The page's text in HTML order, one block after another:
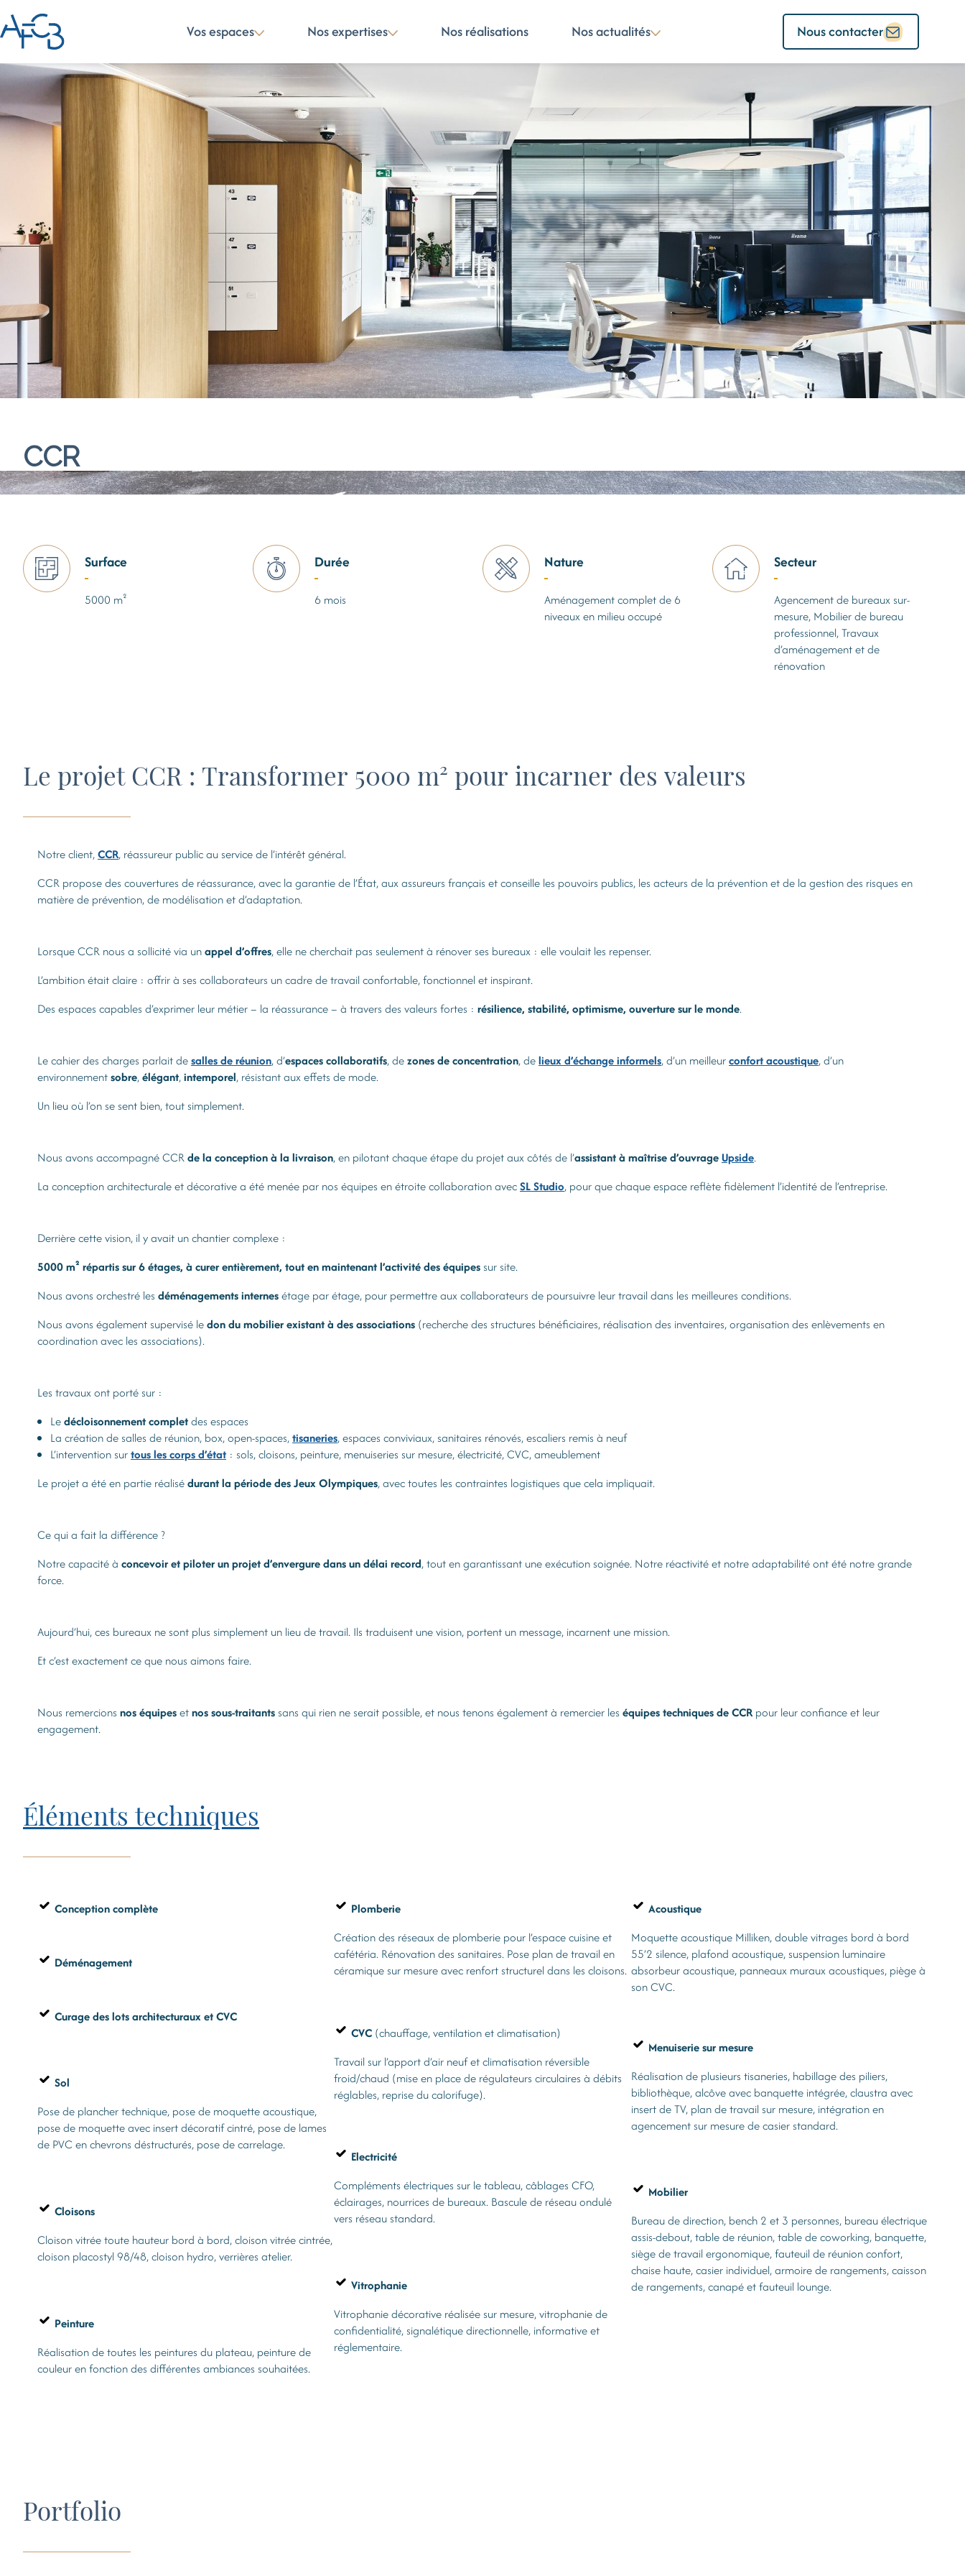
Vos espaces Nos expertises Nos réalisations Nos actualités Nous contacter
CCR
Surface
5000 m²
Durée
6 mois
Nature
Aménagement complet de 6
niveaux en milieu occupé
Secteur
Agencement de bureaux sur-
mesure, Mobilier de bureau
professionnel, Travaux
d’aménagement et de
rénovation
Le projet CCR : Transformer 5000 m² pour incarner des valeurs
Notre client,CCR, réassureur public au service de l’intérêt général.
CCR propose des couvertures de réassurance, avec la garantie de l’État, aux assureurs français et conseille les pouvoirs publics, les acteurs de la prévention et de la gestion des risques en
matière de prévention, de modélisation et d’adaptation.
Lorsque CCR nous a sollicité via unappel d’offres, elle ne cherchait pas seulement à rénover ses bureaux : elle voulait les repenser.
L’ambition était claire : offrir à ses collaborateurs un cadre de travail confortable, fonctionnel et inspirant.
Des espaces capables d’exprimer leur métier – la réassurance – à travers des valeurs fortes : résilience, stabilité, optimisme, ouverture sur le monde.
Le cahier des charges parlait desalles de réunion, d’espaces collaboratifs, dezones de concentration, delieux d’échange informels, d’un meilleurconfort acoustique, d’un
environnementsobre,élégant,intemporel, résistant aux effets de mode.
Un lieu où l’on se sent bien, tout simplement.
Nous avons accompagné CCRde la conception à la livraison, en pilotant chaque étape du projet aux côtés de l’assistant à maîtrise d’ouvrageUpside.
La conception architecturale et décorative a été menée par nos équipes en étroite collaboration avecSL Studio, pour que chaque espace reflète fidèlement l’identité de l’entreprise.
Derrière cette vision, il y avait un chantier complexe :
5000 m² répartis sur 6 étages, à curer entièrement, tout en maintenant l’activité des équipes sur site.
Nous avons orchestré les déménagements internesétage par étage, pour permettre aux collaborateurs de poursuivre leur travail dans les meilleures conditions.
Nous avons également supervisé ledon du mobilier existant à des associations (recherche des structures bénéficiaires, réalisation des inventaires, organisation des enlèvements en
coordination avec les associations).
Les travaux ont porté sur :
Ledécloisonnement completdes espaces
La création de salles de réunion, box, open-spaces,tisaneries, espaces conviviaux, sanitaires rénovés, escaliers remis à neuf
L’intervention surtous les corps d’état : sols, cloisons, peinture, menuiseries sur mesure, électricité, CVC, ameublement
Le projet a été en partie réalisédurant la période des Jeux Olympiques, avec toutes les contraintes logistiques que cela impliquait.
Ce qui a fait la différence ?
Notre capacité à concevoir et piloter un projet d’envergure dans un délai record, tout en garantissant une exécution soignée. Notre réactivité et notre adaptabilité ont été notre grande
force.
Aujourd’hui, ces bureaux ne sont plus simplement un lieu de travail. Ils traduisent une vision, portent un message, incarnent une mission.
Et c’est exactement ce que nous aimons faire.
Nous remercions nos équipesetnos sous-traitants sans qui rien ne serait possible, et nous tenons également à remercier les équipes techniques de CCRpour leur confiance et leur
engagement.
Éléments techniques
Conception complète
Déménagement
Curagedes lots architecturauxet CVC
Sol
Pose de plancher technique, pose de moquette acoustique,
pose de moquette avec insert décoratif cintré, pose de lames
de PVC en chevrons déstructurés, pose de carrelage.
Cloisons
Cloison vitrée toute hauteur bord à bord, cloison vitrée cintrée,
cloison placostyl 98/48, cloison hydro, verrières atelier.
Peinture
Réalisation de toutes les peintures du plateau, peinture de
couleur en fonction des différentes ambiances souhaitées.
Plomberie
Création des réseaux de plomberie pour l’espace cuisine et
cafétéria. Rénovation des sanitaires. Pose plan de travail en
céramique sur mesure avec renfort structurel dans les cloisons.
CVC (chauffage, ventilation et climatisation)
Travail sur l’apport d’air neuf et climatisation réversible
froid/chaud (mise en place de régulateurs circulaires à débits
réglables, reprise du calorifuge).
Electricité
Compléments électriques sur le tableau, câblages CFO,
éclairages, nourrices de bureaux. Bascule de réseau ondulé
vers réseau standard.
Vitrophanie
Vitrophanie décorative réalisée sur mesure, vitrophanie de
confidentialité, signalétique directionnelle, informative et
réglementaire.
Acoustique
Moquette acoustique Milliken, double vitrages bord à bord
55’2 silence, plafond acoustique, suspension luminaire
absorbeur acoustique, panneaux muraux acoustiques, piège à
son CVC.
Menuiserie sur mesure
Réalisation de plusieurs tisaneries, habillage des piliers,
bibliothèque, alcôve avec banquette intégrée, claustra avec
insert de TV, plan de travail sur mesure, intégration en
agencement sur mesure de casier standard.
Mobilier
Bureau de direction, bench 2 et 3 personnes, bureau électrique
assis-debout, table de réunion, table de coworking, banquette,
siège de travail ergonomique, fauteuil de réunion confort,
chaise haute, casier individuel, armoire de rangements, caisson
de rangements, canapé et fauteuil lounge.
Portfolio